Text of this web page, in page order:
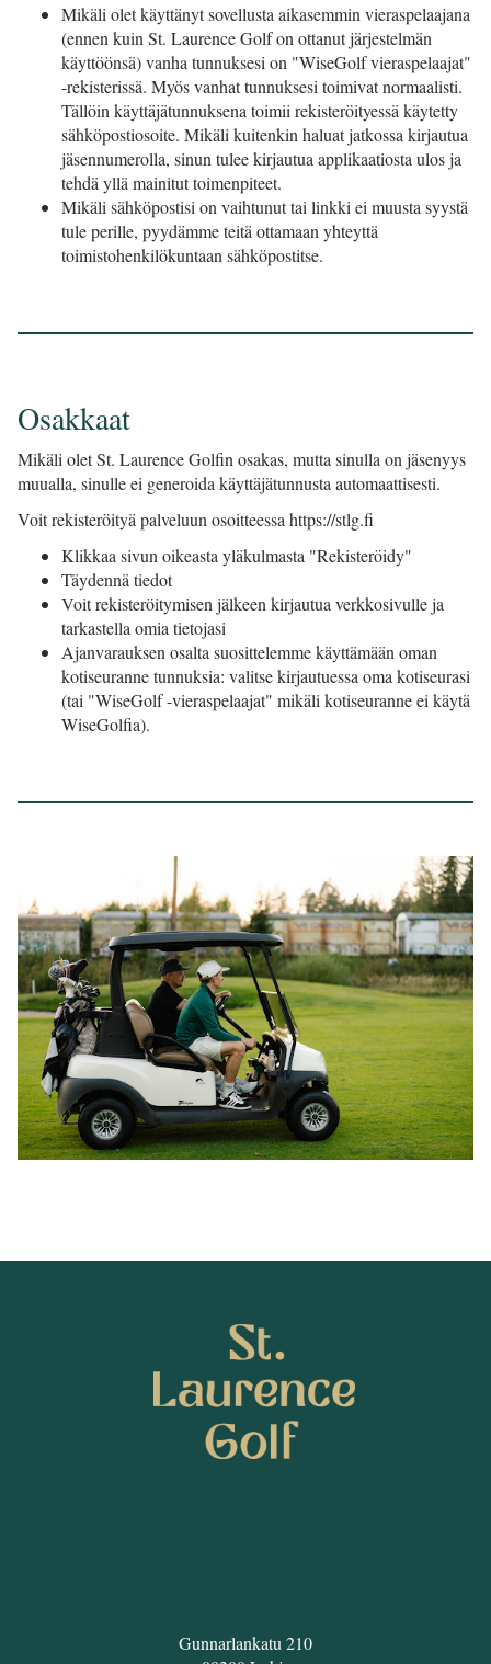
Mikäli olet käyttänyt sovellusta aikasemmin vieraspelaajana
(ennen kuin St. Laurence Golf on ottanut järjestelmän
käyttöönsä) vanha tunnuksesi on "WiseGolf vieraspelaajat"
-rekisterissä. Myös vanhat tunnuksesi toimivat normaalisti.
Tällöin käyttäjätunnuksena toimii rekisteröityessä käytetty
sähköpostiosoite. Mikäli kuitenkin haluat jatkossa kirjautua
jäsennumerolla, sinun tulee kirjautua applikaatiosta ulos ja
tehdä yllä mainitut toimenpiteet.
Mikäli sähköpostisi on vaihtunut tai linkki ei muusta syystä
tule perille, pyydämme teitä ottamaan yhteyttä
toimistohenkilökuntaan sähköpostitse.
Osakkaat
Mikäli olet St. Laurence Golfin osakas, mutta sinulla on jäsenyys
muualla, sinulle ei generoida käyttäjätunnusta automaattisesti.
Voit rekisteröityä palveluun osoitteessa https://stlg.fi
Klikkaa sivun oikeasta yläkulmasta "Rekisteröidy"
Täydennä tiedot
Voit rekisteröitymisen jälkeen kirjautua verkkosivulle ja
tarkastella omia tietojasi
Ajanvarauksen osalta suosittelemme käyttämään oman
kotiseuranne tunnuksia: valitse kirjautuessa oma kotiseurasi
(tai "WiseGolf -vieraspelaajat" mikäli kotiseuranne ei käytä
WiseGolfia).
Gunnarlankatu 210